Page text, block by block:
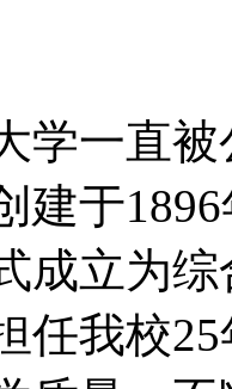
学一直
建于
成立为
任我校